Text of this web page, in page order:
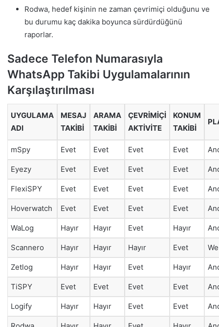
Rodwa, hedef kişinin ne zaman çevrimiçi olduğunu ve
bu durumu kaç dakika boyunca sürdürdüğünü
raporlar.
Sadece Telefon Numarasıyla
WhatsApp Takibi Uygulamalarının
Karşılaştırılması
UYGULAMA
ADI
MESAJ
TAKIBI
ARAMA
TAKIBI
ÇEVRIMIÇI
AKTIVITE
KONUM
TAKIBI
mSpy Evet Evet Evet Evet
Eyezy Evet Evet Evet Evet
FlexiSPY Evet Evet Evet Evet
Hoverwatch Evet Evet Evet Evet
WaLog Hayır Hayır Evet Hayır
Scannero Hayır Hayır Hayır Evet
Zetlog Hayır Hayır Evet Hayır
TiSPY Evet Evet Evet Evet
Logify Hayır Hayır Evet Evet